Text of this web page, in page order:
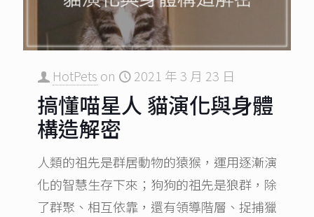
HotPets on 2021 年 3 月 23 日
搞懂喵星人 貓演化與身體
構造解密
人類的祖先是群居動物的猿猴，運用逐漸演
化的智慧生存下來；狗狗的祖先是狼群，除
了群聚、相互依靠，還有領導階層、捉捕獵